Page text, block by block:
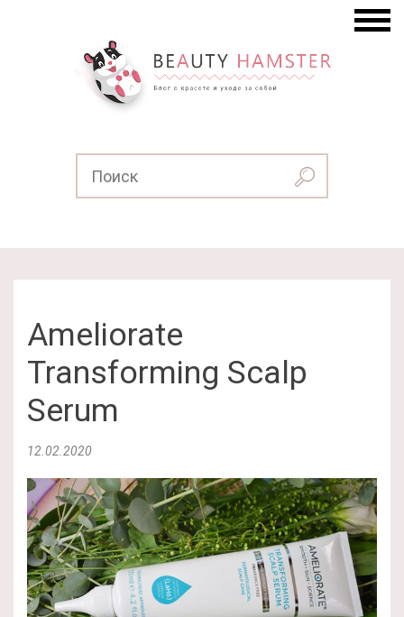
Ameliorate
Transforming Scalp
Serum
12.02.2020